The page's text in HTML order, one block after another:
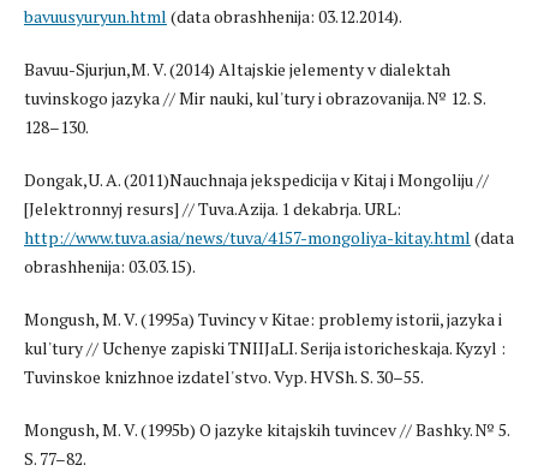
bavuusyuryun.html (data obrashhenija: 03.12.2014).
Bavuu-Sjurjun,M. V. (2014) Altajskie jelementy v dialektah
tuvinskogo jazyka // Mir nauki, kul'tury i obrazovanija. № 12. S.
128–130.
Dongak,U. A. (2011)Nauchnaja jekspedicija v Kitaj i Mongoliju //
[Jelektronnyj resurs] // Tuva.Azija. 1 dekabrja. URL:
http://www.tuva.asia/news/tuva/4157-mongoliya-kitay.html (data
obrashhenija: 03.03.15).
Mongush, M. V. (1995a) Tuvincy v Kitae: problemy istorii, jazyka i
kul'tury // Uchenye zapiski TNIIJaLI. Serija istoricheskaja. Kyzyl :
Tuvinskoe knizhnoe izdatel'stvo. Vyp. HVSh. S. 30–55.
Mongush, M. V. (1995b) O jazyke kitajskih tuvincev // Bashky. № 5.
S. 77–82.